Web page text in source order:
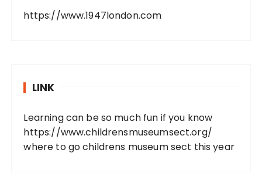
https://www.1947london.com
LINK
Learning can be so much fun if you know
https://www.childrensmuseumsect.org/
where to go childrens museum sect this year